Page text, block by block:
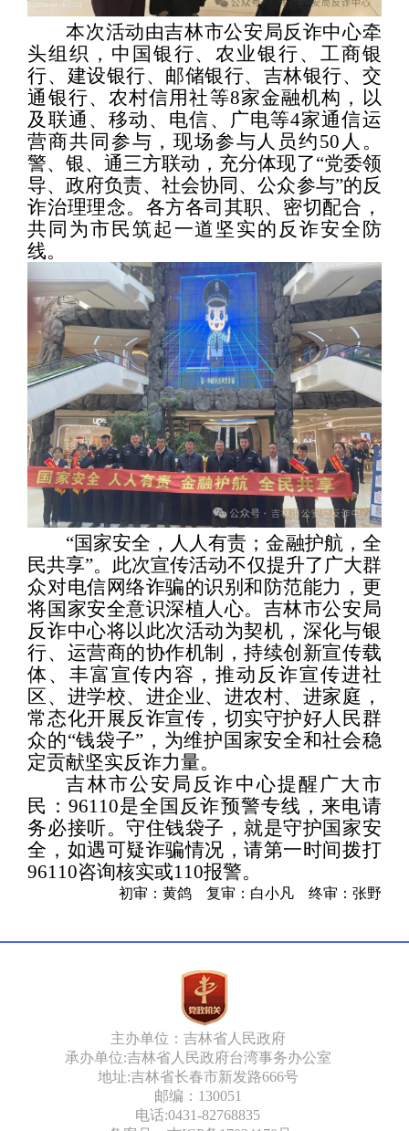
本次活动由吉林市公安局反诈中心牵
头组织，中国银行、农业银行、工商银
行、建设银行、邮储银行、吉林银行、交
通银行、农村信用社等8家金融机构，以
及联通、移动、电信、广电等4家通信运
营商共同参与，现场参与人员约50 人。
警、银、通三方联动，充分体现了“党委领
导、政府负责、社会协同、公众参与”的反
诈治理理念。各方各司其职、密切配合，
共同为市民筑起一道坚实的反诈安全防
线。
“国家安全，人人有责；金融护航，全
民共享”。此次宣传活动不仅提升了广大群
众对电信网络诈骗的识别和防范能力，更
将国家安全意识深植人心。 吉林市公安局
反诈中心将以此次活动为契机，深化与银
行、运营商的协作机制，持续创新宣传载
体、丰富宣传内容，推动反诈宣传进社
区、进学校、进企业、进农村、进家庭，
常态化开展反诈宣传，切实守护好人民群
众的“钱袋子” ，为维护国家安全和社会稳
定贡献坚实反诈力量。
吉林市公安局反诈中心提醒广大市
民： 96110是全国反诈预警专线，来电请
务必接听。守住钱袋子，就是守护国家安
全，如遇可疑诈骗情况，请第一时间拨打
96110咨询核实或110报警。
初审：黄鸽 复审：白小凡 终审：张野
主办单位：吉林省人民政府
承办单位:吉林省人民政府台湾事务办公室
地址:吉林省长春市新发路666号
邮编：130051
电话:0431-82768835